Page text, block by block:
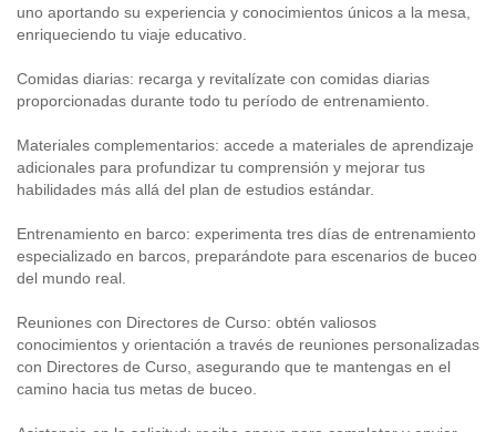
uno aportando su experiencia y conocimientos únicos a la mesa,
enriqueciendo tu viaje educativo.
Comidas diarias: recarga y revitalízate con comidas diarias
proporcionadas durante todo tu período de entrenamiento.
Materiales complementarios: accede a materiales de aprendizaje
adicionales para profundizar tu comprensión y mejorar tus
habilidades más allá del plan de estudios estándar.
Entrenamiento en barco: experimenta tres días de entrenamiento
especializado en barcos, preparándote para escenarios de buceo
del mundo real.
Reuniones con Directores de Curso: obtén valiosos
conocimientos y orientación a través de reuniones personalizadas
con Directores de Curso, asegurando que te mantengas en el
camino hacia tus metas de buceo.